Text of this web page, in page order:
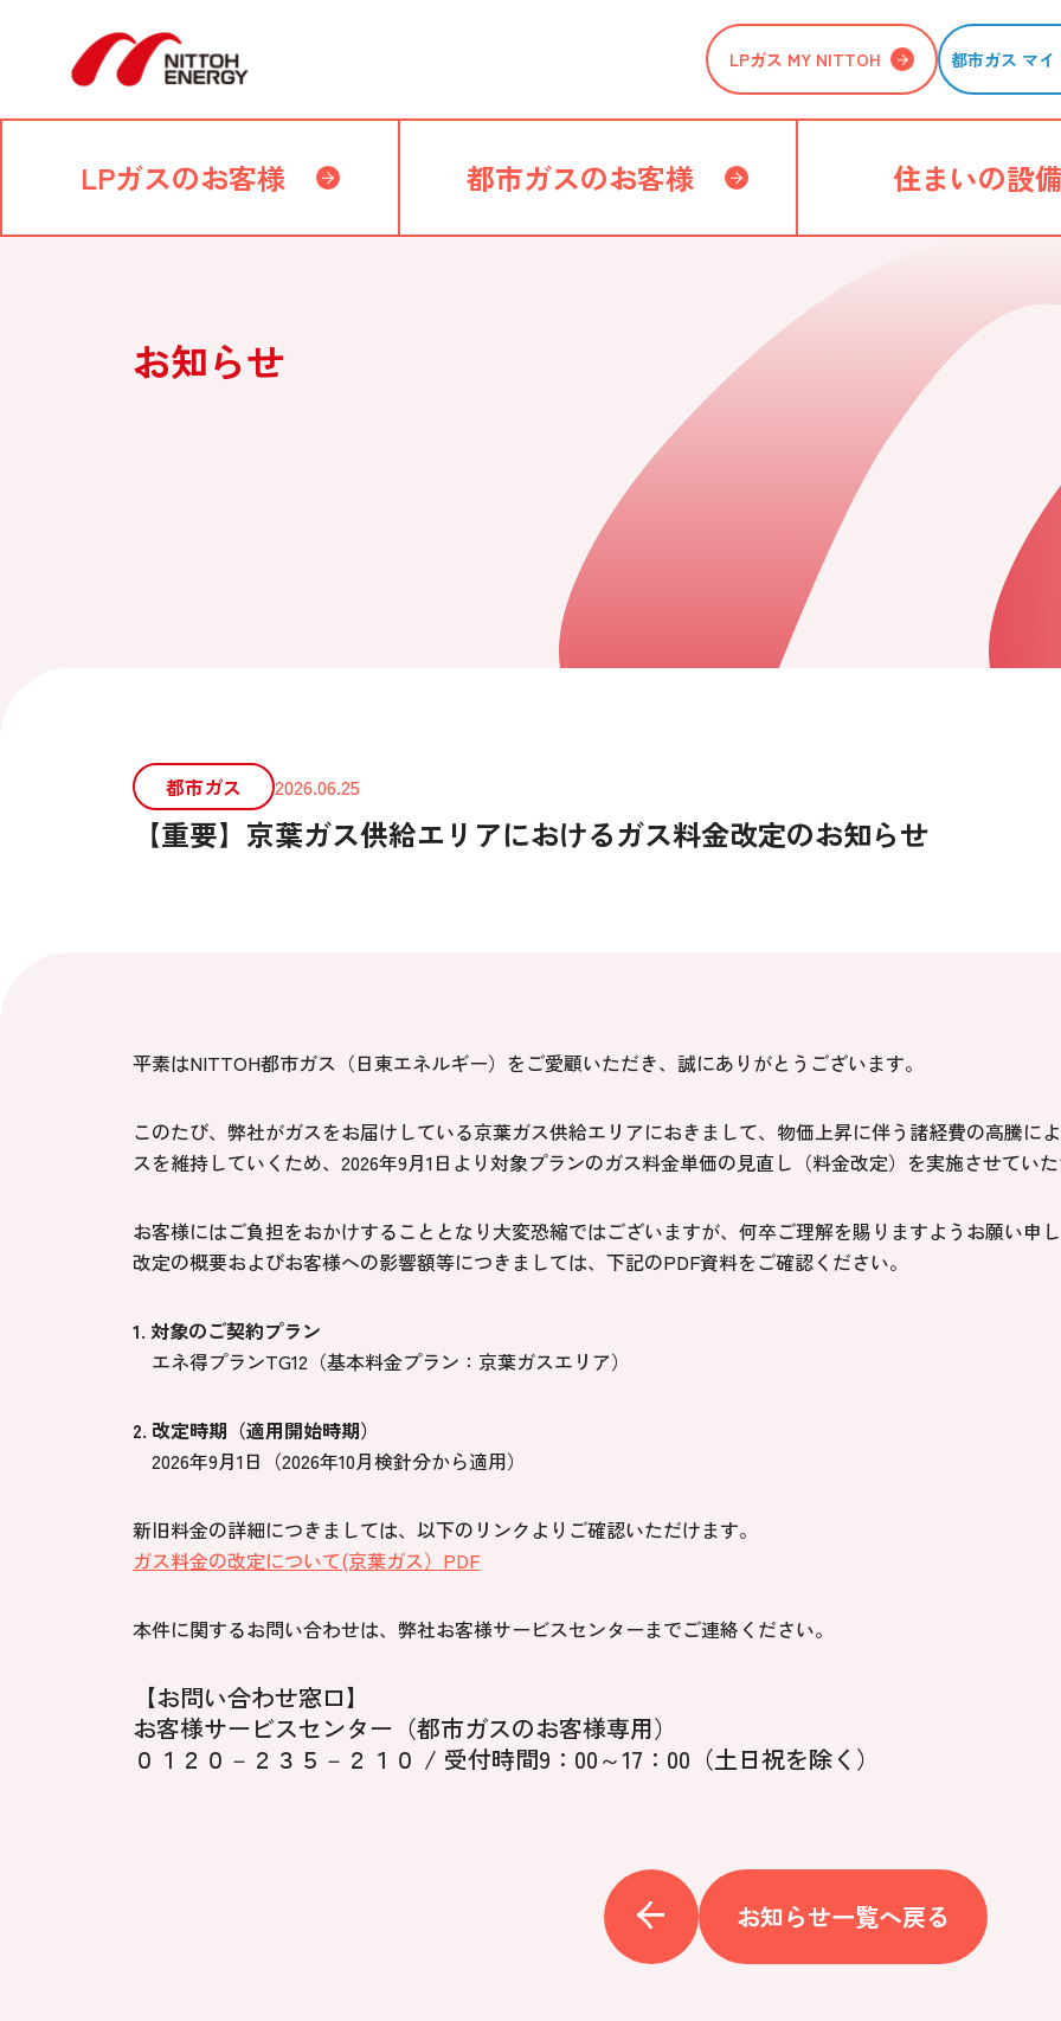
LPガス MY NITTOH 都市ガス マ
LPガスのお客様 都市ガスのお客様 住まいの設
お知らせ
都市ガス 2026.06.25
【重要】京葉ガス供給エリアにおけるガス料金改定のお知らせ
平素はNITTOH都市ガス（日東エネルギー）をご愛顧いただき、誠にありがとうございます。
このたび、弊社がガスをお届けしている京葉ガス供給エリアにおきまして、物価上昇に伴う諸経費の高騰に
スを維持していくため、2026年9月1日より対象プランのガス料金単価の見直し（料金改定）を実施させてい
お客様にはご負担をおかけすることとなり大変恐縮ではございますが、何卒ご理解を賜りますようお願い申
改定の概要およびお客様への影響額等につきましては、下記のPDF資料をご確認ください。
1. 対象のご契約プラン
エネ得プランTG12（基本料金プラン：京葉ガスエリア）
2. 改定時期（適用開始時期）
2026年9月1日（2026年10月検針分から適用）
新旧料金の詳細につきましては、以下のリンクよりご確認いただけます。
ガス料金の改定について(京葉ガス）PDF
本件に関するお問い合わせは、弊社お客様サービスセンターまでご連絡ください。
【お問い合わせ窓口】
お客様サービスセンター（都市ガスのお客様専用）
０１２０－２３５－２１０ / 受付時間9：00～17：00（土日祝を除く）
お知らせ一覧へ戻る